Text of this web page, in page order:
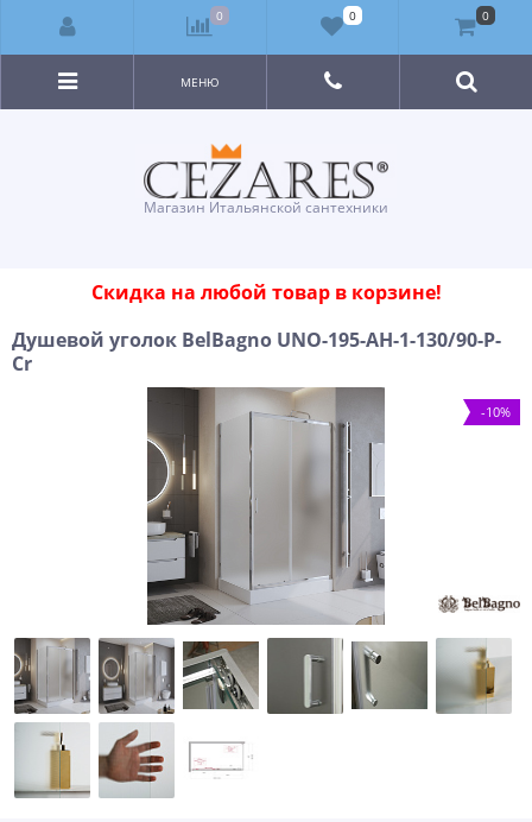
Магазин Итальянской сантехники
МЕНЮ
Скидка на любой товар в корзине!
Душевой уголок BelBagno UNO-195-AH-1-130/90-P-
Cr
-10%
0 0 0